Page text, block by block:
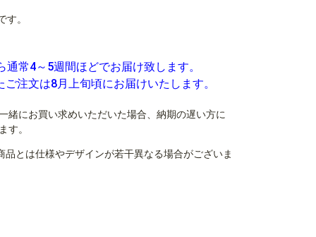
。
常4～5週間ほどでお届け致します。
注文は8月上旬頃にお届けいたします。
緒にお買い求めいただいた場合、納期の遅い方に
す。
とは仕様やデザインが若干異なる場合がございま